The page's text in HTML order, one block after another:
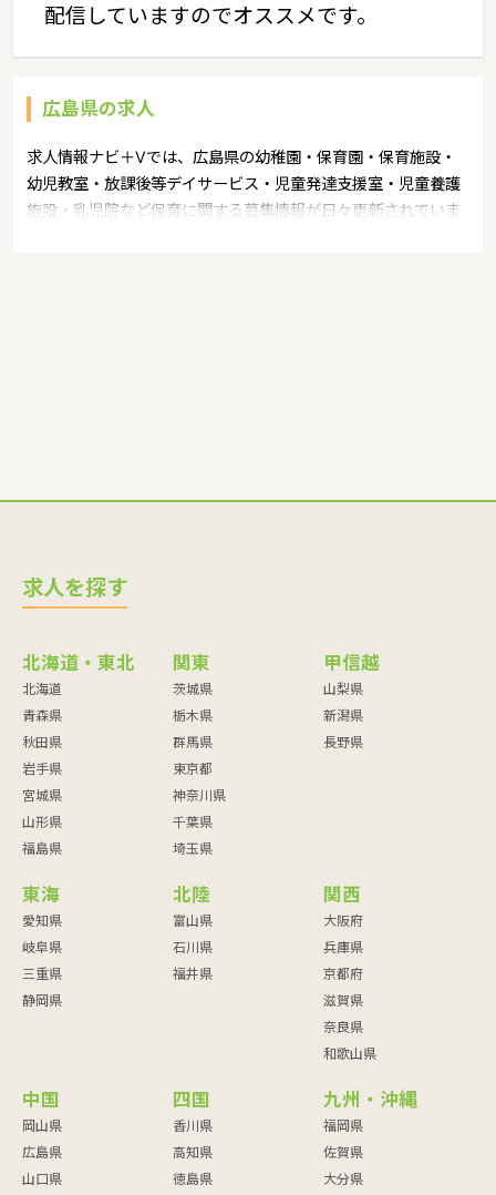
配信していますのでオススメです。
広島県の求人
求人情報ナビ＋Vでは、広島県の幼稚園・保育園・保育施設・
幼児教室・放課後等デイサービス・児童発達支援室・児童養護
施設・乳児院など保育に関する募集情報が日々更新されていま
求人を探す
北海道・東北
北海道
青森県
秋田県
岩手県
宮城県
山形県
福島県
関東
茨城県
栃木県
群馬県
東京都
神奈川県
千葉県
埼玉県
甲信越
山梨県
新潟県
長野県
東海
愛知県
岐阜県
三重県
静岡県
北陸
富山県
石川県
福井県
関西
大阪府
兵庫県
京都府
滋賀県
奈良県
和歌山県
中国
岡山県
広島県
山口県
四国
香川県
高知県
徳島県
九州・沖縄
福岡県
佐賀県
大分県